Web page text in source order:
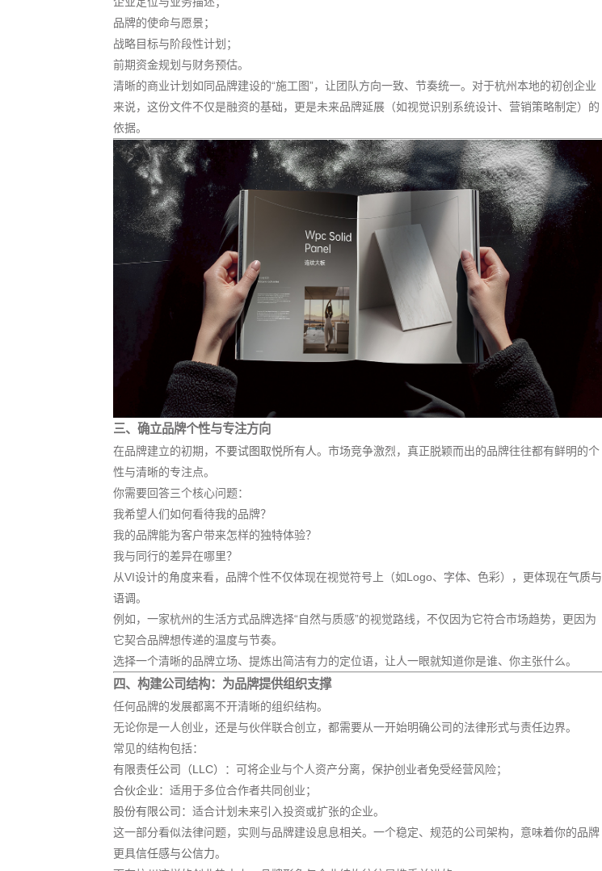
品牌的使命与愿景；
战略目标与阶段性计划；
前期资金规划与财务预估。
清晰的商业计划如同品牌建设的“施工图”，让团队方向一致、节奏统一。对于杭州本地的初创企业
来说，这份文件不仅是融资的基础，更是未来品牌延展（如视觉识别系统设计、营销策略制定）的
依据。
三、确立品牌个性与专注方向
在品牌建立的初期， 不要试图取悦所有人。市场竞争激烈，真正脱颖而出的品牌往往都有鲜明的个
性与清晰的专注点。
你需要回答三个核心问题：
我希望人们如何看待我的品牌？
我的品牌能为客户带来怎样的独特体验？
我与同行的差异在哪里？
从VI设计的角度来看，品牌个性不仅体现在视觉符号上（如Logo、字体、色彩），更体现在气质与
语调。
例如，一家杭州的生活方式品牌选择“自然与质感”的视觉路线，不仅因为它符合市场趋势，更因为
它契合品牌想传递的温度与节奏。
选择一个清晰的品牌立场、提炼出简洁有力的定位语，让人一眼就知道你是谁、你主张什么。
四、构建公司结构：为品牌提供组织支撑
任何品牌的发展都离不开清晰的组织结构。
无论你是一人创业，还是与伙伴联合创立，都需要从一开始明确公司的法律形式与责任边界。
常见的结构包括：
有限责任公司（LLC）
：可将企业与个人资产分离，保护创业者免受经营风险；
合伙企业：适用于多位合作者共同创业；
股份有限公司 ：适合计划未来引入投资或扩张的企业。
这一部分看似法律问题，实则与品牌建设息息相关。一个稳定、规范的公司架构，意味着你的品牌
更具信任感与公信力。